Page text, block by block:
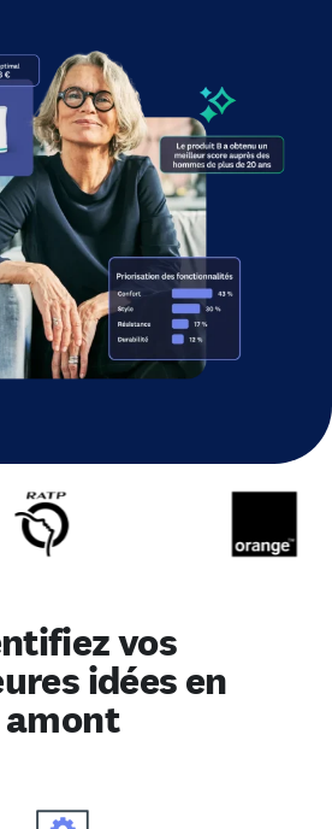
vos
idées en
amont